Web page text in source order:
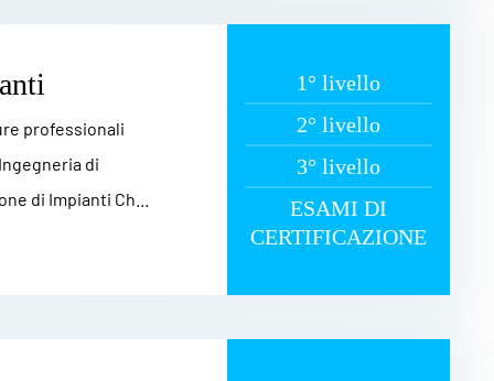
professionali
di
di Impianti Ch...
1° livello
2° livello
3° livello
ESAMI DI
CERTIFICAZIONE